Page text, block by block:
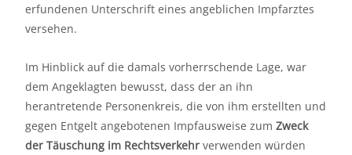
erfundenen Unterschrift eines angeblichen Impfarztes
versehen.
Im Hinblick auf die damals vorherrschende Lage, war
dem Angeklagten bewusst, dass der an ihn
herantretende Personenkreis, die von ihm erstellten und
gegen Entgelt angebotenen Impfausweise zum Zweck
der Täuschung im Rechtsverkehr verwenden würden